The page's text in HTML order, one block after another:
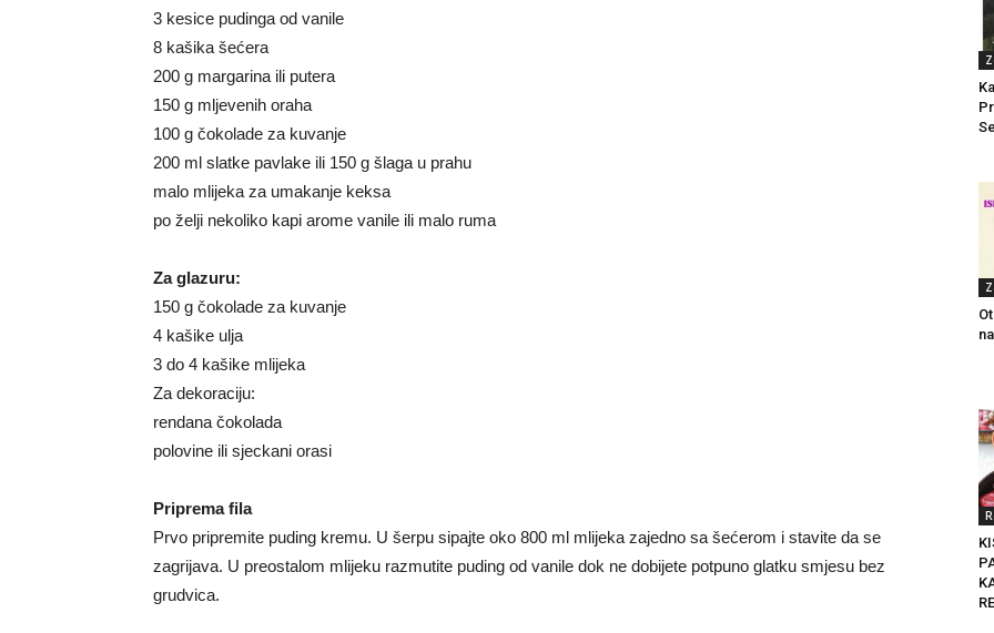
3 kesice pudinga od vanile
8 kašika šećera
200 g margarina ili putera
150 g mljevenih oraha
100 g čokolade za kuvanje
200 ml slatke pavlake ili 150 g šlaga u prahu
malo mlijeka za umakanje keksa
po želji nekoliko kapi arome vanile ili malo ruma
Za glazuru:
150 g čokolade za kuvanje
4 kašike ulja
3 do 4 kašike mlijeka
Za dekoraciju:
rendana čokolada
polovine ili sjeckani orasi
Priprema fila
Prvo pripremite puding kremu. U šerpu sipajte oko 800 ml mlijeka zajedno sa šećerom i stavite da se
zagrijava. U preostalom mlijeku razmutite puding od vanile dok ne dobijete potpuno glatku smjesu bez
grudvica.